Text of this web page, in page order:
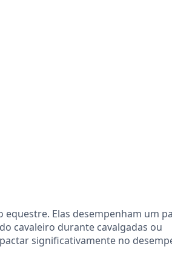
Elas desempenham um
cavaleiro durante cavalgadas ou
significativamente no